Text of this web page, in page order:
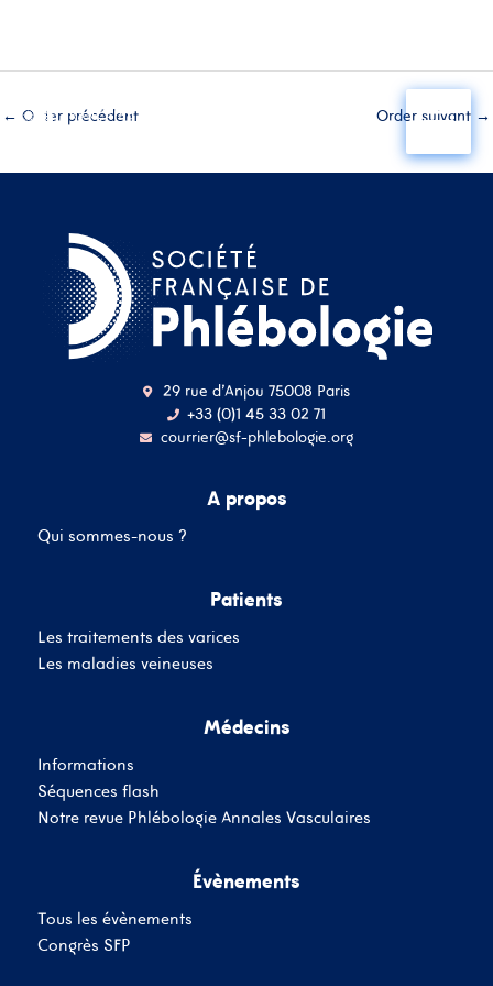
← Order précédent Order suivant →
29 rue d'Anjou 75008 Paris
+33 (0)1 45 33 02 71
courrier@sf-phlebologie.org
A propos
Qui sommes-nous ?
Patients
Les traitements des varices
Les maladies veineuses
Médecins
Informations
Séquences flash
Notre revue Phlébologie Annales Vasculaires
Évènements
Tous les évènements
Congrès SFP
adresse mail
Se souvenir de moi
SE CONNECTER
Inscrivez-Vous